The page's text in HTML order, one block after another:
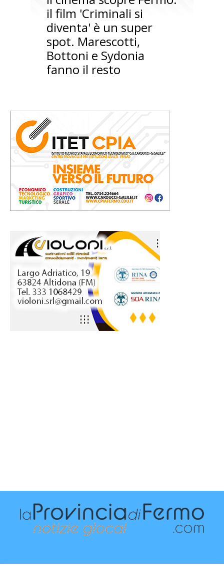
il film 'Criminali si
diventa' è un super
spot. Marescotti,
Bottoni e Sydonia
fanno il resto